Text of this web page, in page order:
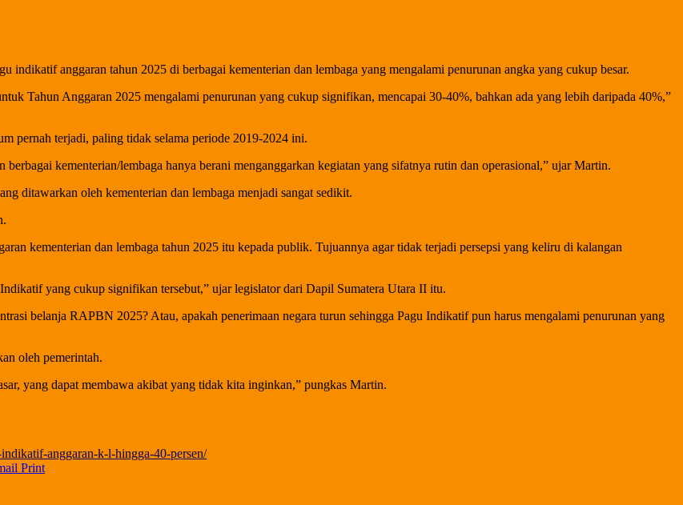
anggaran tahun 2025 di berbagai kementerian dan lembaga yang mengalami penurunan angka yang cukup besar.
Tahun Anggaran 2025 mengalami penurunan yang cukup signifikan, mencapai 30-40%, bahkan ada yang lebih daripada 40%,”
pernah terjadi, paling tidak selama periode 2019-2024 ini.
kementerian/lembaga hanya berani menganggarkan kegiatan yang sifatnya rutin dan operasional,” ujar Martin.
ditawarkan oleh kementerian dan lembaga menjadi sangat sedikit.
kementerian dan lembaga tahun 2025 itu kepada publik. Tujuannya agar tidak terjadi persepsi yang keliru di kalangan
yang cukup signifikan tersebut,” ujar legislator dari Dapil Sumatera Utara II itu.
belanja RAPBN 2025? Atau, apakah penerimaan negara turun sehingga Pagu Indikatif pun harus mengalami penurunan yang
oleh pemerintah.
yang dapat membawa akibat yang tidak kita inginkan,” pungkas Martin.
anggaran-k-l-hingga-40-persen/
Print